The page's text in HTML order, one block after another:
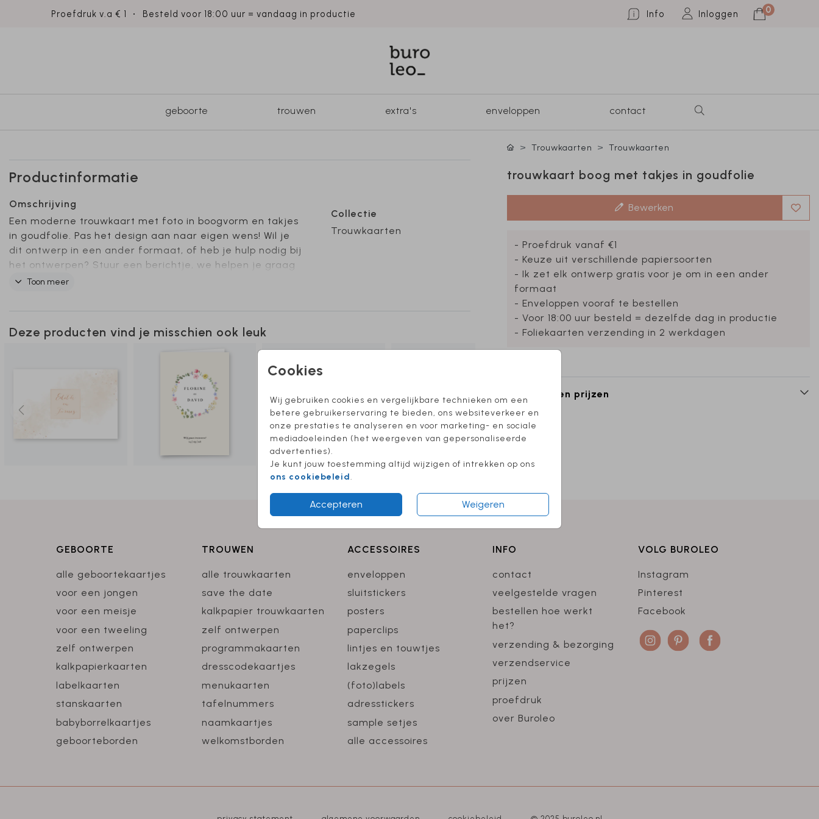
Proefdruk v.a € 1 Besteld voor 18:00 uur = vandaag in productie Info Inloggen 0
geboorte trouwen extra's enveloppen contact
Cookies
Wij gebruiken cookies en vergelijkbare technieken om een
betere gebruikerservaring te bieden, ons websiteverkeer en
onze prestaties te analyseren en voor marketing- en sociale
mediadoeleinden (het weergeven van gepersonaliseerde
advertenties).
Je kunt jouw toestemming altijd wijzigen of intrekken op ons
ons cookiebeleid.
Accepteren Weigeren
Productinformatie
Omschrijving
Een moderne trouwkaart met foto in boogvorm en takjes
in goudfolie. Pas het design aan naar eigen wens! Wil je
dit ontwerp in een ander formaat, of heb je hulp nodig bij
het ontwerpen? Stuur een berichtje, we helpen je graag
verder!
Toon meer
Collectie
Trouwkaarten
Deze producten vind je misschien ook leuk
Trouwkaarten Trouwkaarten
trouwkaart boog met takjes in goudfolie
Bewerken
- Proefdruk vanaf €1
- Keuze uit verschillende papiersoorten
- Ik zet elk ontwerp gratis voor je om in een ander
formaat
- Enveloppen vooraf te bestellen
- Voor 18:00 uur besteld = dezelfde dag in productie
- Foliekaarten verzending in 2 werkdagen
Formaten en prijzen
GEBOORTE
alle geboortekaartjes
voor een jongen
voor een meisje
voor een tweeling
zelf ontwerpen
kalkpapierkaarten
labelkaarten
stanskaarten
babyborrelkaartjes
geboorteborden
TROUWEN
alle trouwkaarten
save the date
kalkpapier trouwkaarten
zelf ontwerpen
programmakaarten
dresscodekaartjes
menukaarten
tafelnummers
naamkaartjes
welkomstborden
ACCESSOIRES
enveloppen
sluitstickers
posters
paperclips
lintjes en touwtjes
lakzegels
(foto)labels
adresstickers
sample setjes
alle accessoires
INFO
contact
veelgestelde vragen
bestellen hoe werkt
het?
verzending & bezorging
verzendservice
prijzen
proefdruk
over Buroleo
VOLG BUROLEO
Instagram
Pinterest
Facebook